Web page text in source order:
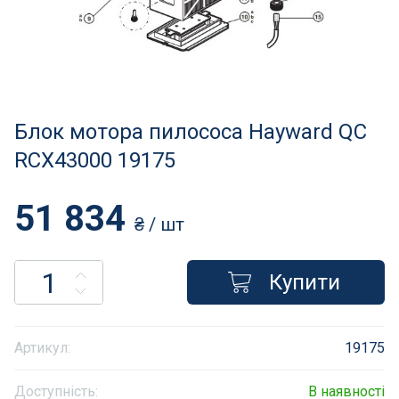
Атракціони для відпочинку
Засоби порятунку на воді
Блок мотора пилососа Hayward QC
RCX43000 19175
Артикул: 19175
Доступність: В наявності
51 834 ₴ / шт
Купити